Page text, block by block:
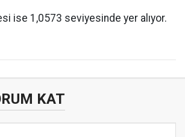
ise 1,0573 seviyesinde yer alıyor.
KAT